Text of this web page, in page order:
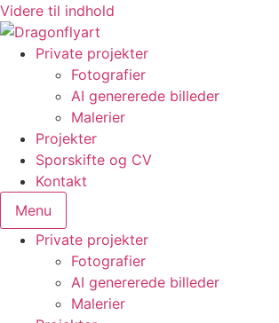
Videre til indhold
Private projekter
Fotografier
AI genererede billeder
Malerier
Projekter
Sporskifte og CV
Kontakt
Menu
Private projekter
Fotografier
AI genererede billeder
Malerier